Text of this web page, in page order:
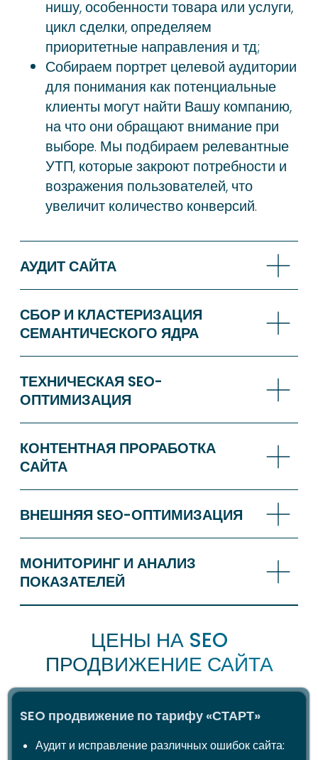
Аудит и исправление различных ошибок сайта:
включены
Подбор и продвижение ключевых запросов (СЯ):
Создание и размещение SEO контента в блог
и разделы:
включен в стоимость тарифа):
30 000 РУБЛЕЙ
ЗАКАЗАТЬ
Аудит и исправление различных ошибок сайта:
Подбор и продвижение ключевых запросов (СЯ):
Создание и размещение SEO контента в блог
SEO продвижение по тарифу «СТАНДАРТ»